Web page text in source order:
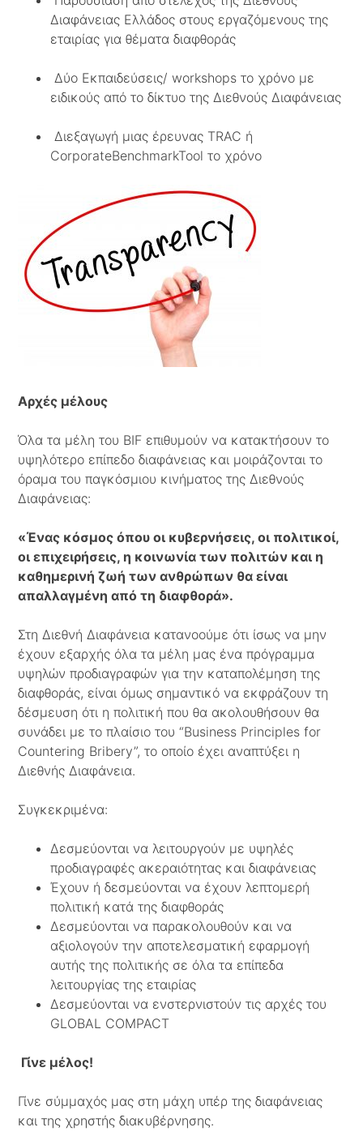
Διαφάνειας Ελλάδος στους εργαζόμενους της
εταιρίας για θέματα διαφθοράς
Δύο Εκπαιδεύσεις/ workshops το χρόνο με
ειδικούς από το δίκτυο της Διεθνούς Διαφάνειας
Διεξαγωγή μιας έρευνας TRAC ή
CorporateBenchmarkTool το χρόνο
Αρχές μέλους
Όλα τα μέλη του BIF επιθυμούν να κατακτήσουν το
υψηλότερο επίπεδο διαφάνειας και μοιράζονται το
όραμα του παγκόσμιου κινήματος της Διεθνούς
Διαφάνειας:
«Ένας κόσμος όπου οι κυβερνήσεις, οι πολιτικοί,
οι επιχειρήσεις, η κοινωνία των πολιτών και η
καθημερινή ζωή των ανθρώπων θα είναι
απαλλαγμένη από τη διαφθορά».
Στη Διεθνή Διαφάνεια κατανοούμε ότι ίσως να μην
έχουν εξαρχής όλα τα μέλη μας ένα πρόγραμμα
υψηλών προδιαγραφών για την καταπολέμηση της
διαφθοράς, είναι όμως σημαντικό να εκφράζουν τη
δέσμευση ότι η πολιτική που θα ακολουθήσουν θα
συνάδει με το πλαίσιο του “Business Principles for
Countering Bribery”, το οποίο έχει αναπτύξει η
Διεθνής Διαφάνεια.
Συγκεκριμένα:
Δεσμεύονται να λειτουργούν με υψηλές
προδιαγραφές ακεραιότητας και διαφάνειας
Έχουν ή δεσμεύονται να έχουν λεπτομερή
πολιτική κατά της διαφθοράς
Δεσμεύονται να παρακολουθούν και να
αξιολογούν την αποτελεσματική εφαρμογή
αυτής της πολιτικής σε όλα τα επίπεδα
λειτουργίας της εταιρίας
Δεσμεύονται να ενστερνιστούν τις αρχές του
GLOBAL COMPACT
Γίνε μέλος!
Γίνε σύμμαχός μας στη μάχη υπέρ της διαφάνειας
και της χρηστής διακυβέρνησης.